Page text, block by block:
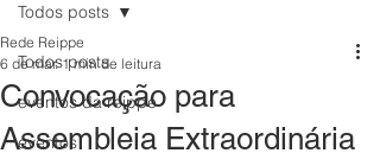
Todos posts
eventos da reippe
eventos
Todos posts
Convocação para
Assembleia Extraordinária
Rede Reippe
6 de mar. 1 min de leitura